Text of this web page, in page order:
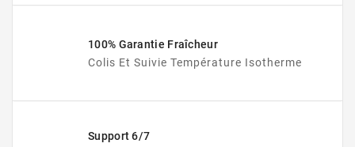
100% Garantie Fraîcheur
Colis Et Suivie Température Isotherme
Support 6/7